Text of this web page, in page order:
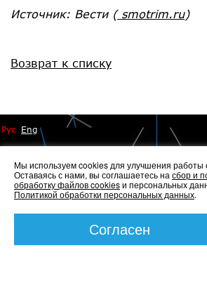
Источник: Вести (smotrim.ru)
Возврат к списку
Рус Eng
© 2014 - 2026
Политика по обработке и защите
Политика по работе с
Создание сайта —
Мы используем cookies для улучшения работы
Оставаясь с нами, вы соглашаетесь на сбор и
обработку файлов cookiesи персональных
Политикой обработки персональных данных.
Согласен